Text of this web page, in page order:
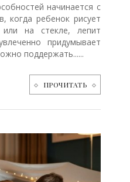
начинается с
когда ребенок рисует
на стекле, лепит
придумывает
поддержать......
ПРОЧИТАТЬ